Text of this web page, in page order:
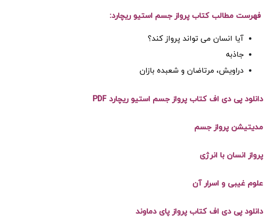
فهرست مطالب کتاب پرواز جسم استیو ریچارد:
آیا انسان می تواند پرواز کند؟
جاذبه
دراویش، مرتاضان و شعبده بازان
دانلود پی دی اف کتاب پرواز جسم استیو ریچارد PDF
مدیتیشن پرواز جسم
پرواز انسان با انرژی
علوم غیبی و اسرار آن
دانلود پی دی اف کتاب پرواز پای دماوند